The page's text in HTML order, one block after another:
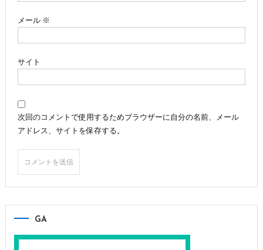
メール ※
サイト
次回のコメントで使用するためブラウザーに自分の名前、メール
アドレス、サイトを保存する。
GA